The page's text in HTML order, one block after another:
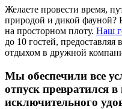
Желаете провести время,
природой и дикой фауной?
на просторном плоту. Наш
до 10 гостей, предоставляя
отдыхом в дружной
Мы обеспечили все
отпуск превратился
исключительного
Мы на
Сообщения могут